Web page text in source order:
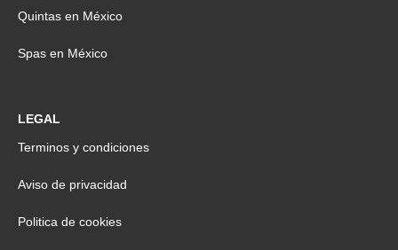
Quintas en México
Spas en México
LEGAL
Terminos y condiciones
Aviso de privacidad
Politica de cookies